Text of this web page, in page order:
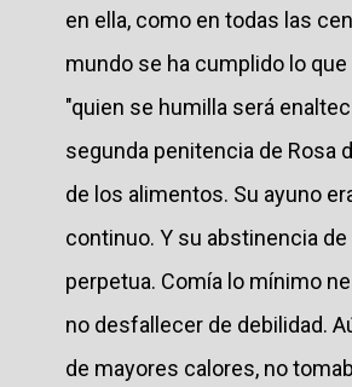
en ella, como en todas las
mundo se ha cumplido lo
"quien se humilla será
segunda penitencia de Rosa
de los alimentos. Su ayuno
continuo. Y su abstinencia
perpetua. Comía lo mínimo
no desfallecer de debilidad.
de mayores calores, no